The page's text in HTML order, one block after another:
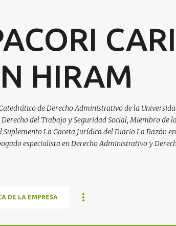
CARI
HIRAM
de Derecho Administrativo de la
del Trabajo y Seguridad Social, Miembro de la
La Gaceta Jurídica del Diario La Razón
especialista en Derecho Administrativo y
DE LA EMPRESA